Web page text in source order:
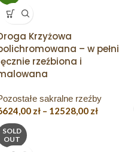
Krzyżowa
– w pełni
rzeźbiona i
sakralne rzeźby
zł – 12528,00 zł
SOLD
OUT